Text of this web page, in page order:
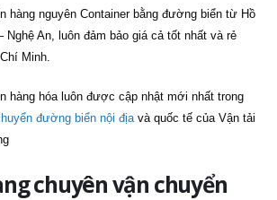
hàng nguyên Container bằng đường biển từ Hồ
Nghệ An, luôn đảm bảo giá cả tốt nhất và rẻ
Minh.
hàng hóa luôn được cập nhật mới nhất trong
đường biển nội địa và quốc tế của Vận tải
chuyên vận chuyển